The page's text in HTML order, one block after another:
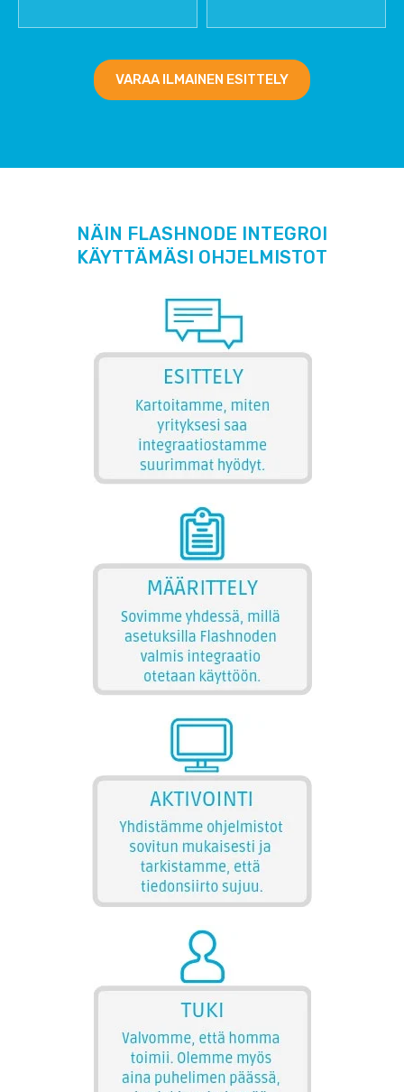
VARAA ILMAINEN ESITTELY
NÄIN FLASHNODE INTEGROI
KÄYTTÄMÄSI OHJELMISTOT